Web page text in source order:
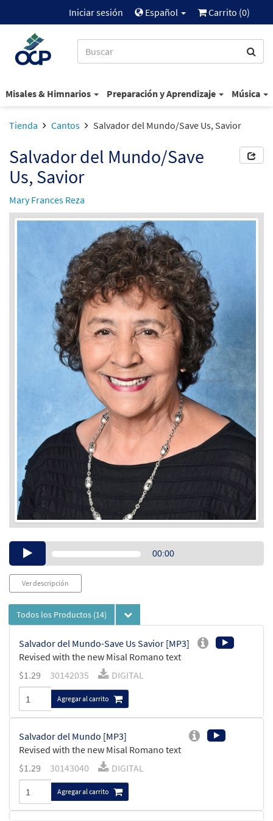
Iniciar sesión Español Carrito (0)
Misales & Himnarios Preparación y Aprendizaje Música
Tienda Cantos Salvador del Mundo/Save Us, Savior
Salvador del Mundo/Save
Us, Savior
Mary Frances Reza
Audio00:00
Ver descripción
Todos los Productos (14)
Salvador del Mundo-Save Us Savior [MP3]
Revised with the new Misal Romano text
$1.29 30142035 DIGITAL
Agregar al carrito
Salvador del Mundo [MP3]
Revised with the new Misal Romano text
$1.29 30143040 DIGITAL
Agregar al carrito